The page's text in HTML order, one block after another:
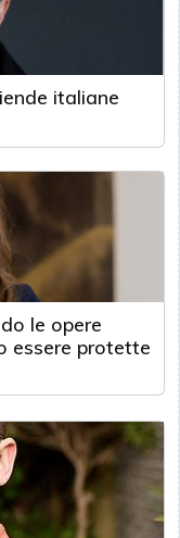
italiane
le opere
essere protette